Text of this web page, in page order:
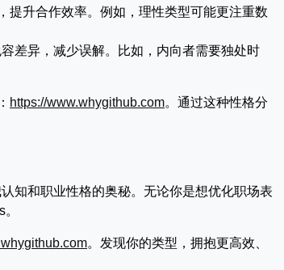
提升合作效率。例如，理性类型可能更注重数
差异，减少误解。比如，内向者需要独处时
https://www.whygithub.com。通过这种性格分
知和职业性格的奥秘。无论你是想优化职场表
。发现你的类型，拥抱更高效、